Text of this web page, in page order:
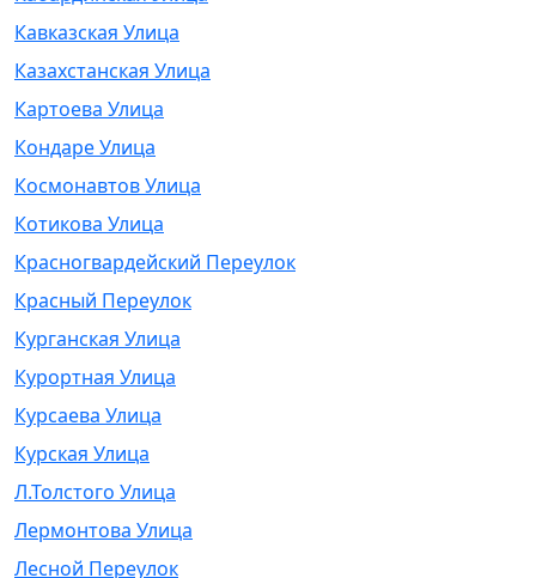
Кавказская Улица
Казахстанская Улица
Картоева Улица
Кондаре Улица
Космонавтов Улица
Котикова Улица
Красногвардейский Переулок
Красный Переулок
Курганская Улица
Курортная Улица
Курсаева Улица
Курская Улица
Л.Толстого Улица
Лермонтова Улица
Лесной Переулок